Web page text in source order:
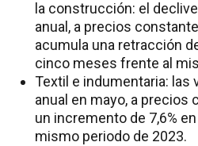
la construcción: el
anual, a precios
acumula una retracción
cinco meses frente al
Textil e indumentaria: las
anual en mayo, a precios
un incremento de 7,6%
mismo periodo de 2023.